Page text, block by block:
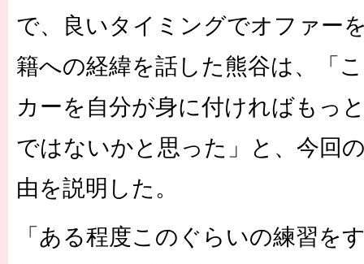
で、良いタイミングでオファー
籍への経緯を話した熊谷は、「
カーを自分が身に付ければもっ
ではないかと思った」と、今回
由を説明した。
「ある程度このぐらいの練習を